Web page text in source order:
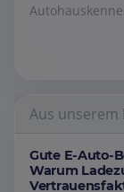
Aus unserem
Gute E-Auto-
Warum